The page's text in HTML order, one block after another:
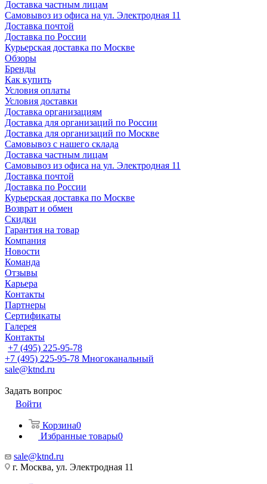
Доставка частным лицам
Самовывоз из офиса на ул. Электродная 11
Доставка почтой
Доставка по России
Курьерская доставка по Москве
Обзоры
Бренды
Как купить
Условия оплаты
Условия доставки
Доставка организациям
Доставка для организаций по России
Доставка для организаций по Москве
Самовывоз с нашего склада
Доставка частным лицам
Самовывоз из офиса на ул. Электродная 11
Доставка почтой
Доставка по России
Курьерская доставка по Москве
Возврат и обмен
Скидки
Гарантия на товар
Компания
Новости
Команда
Отзывы
Карьера
Контакты
Партнеры
Сертификаты
Галерея
Контакты
+7 (495) 225-95-78
+7 (495) 225-95-78 Многоканальный
sale@ktnd.ru
Задать вопрос
Войти
Корзина0
Избранные товары0
sale@ktnd.ru
г. Москва, ул. Электродная 11